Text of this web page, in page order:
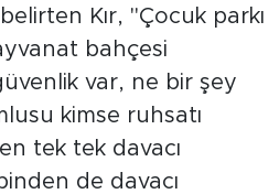
Kır, "Çocuk parkı
bahçesi
var, ne bir şey
kimse ruhsatı
tek tek davacı
de davacı